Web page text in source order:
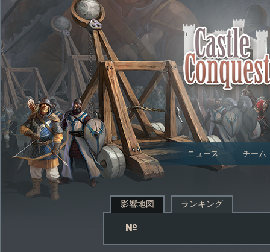
ニュース チーム
影響地図 ランキング